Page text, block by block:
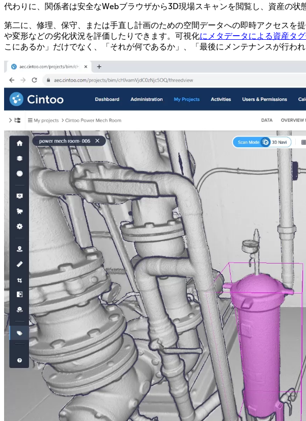
代わりに、関係者は安全なWebブラウザから3D現場スキャンを閲覧し、資産の状
第二に、修理、保守、または手直し計画のための空間データへの即時アクセスを
や変形などの劣化状況を評価したりできます。可視化にメタデータによる資産タ
こにあるか」だけでなく、「それが何であるか」、「最後にメンテナンスが行わ